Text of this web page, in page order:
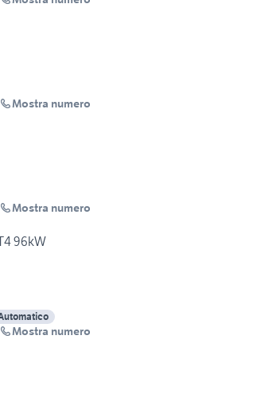
Mostra numero
Mostra numero
96kW
Mostra numero